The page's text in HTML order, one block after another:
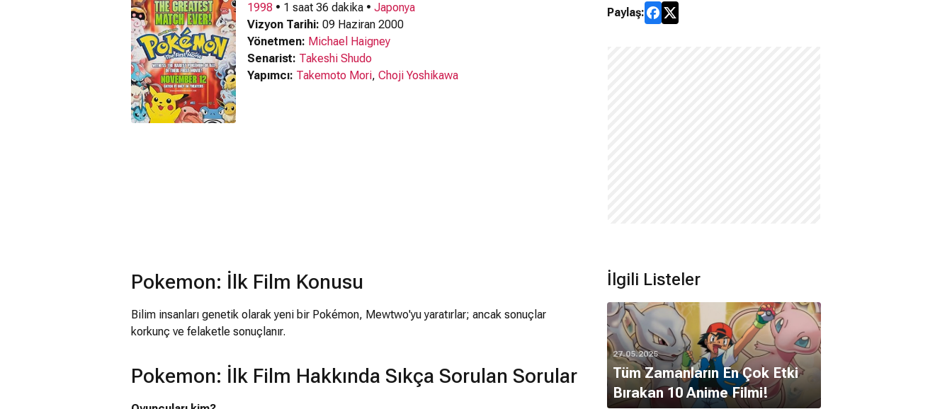
1998 • 1 saat 36 dakika • Japonya
Vizyon Tarihi: 09 Haziran 2000
Yönetmen: Michael Haigney
Senarist: Takeshi Shudo
Yapımcı: Takemoto Mori, Choji Yoshikawa
Paylaş:
Pokemon: İlk Film Konusu
Bilim insanları genetik olarak yeni bir Pokémon, Mewtwo'yu yaratırlar; ancak sonuçlar
korkunç ve felaketle sonuçlanır.
Pokemon: İlk Film Hakkında Sıkça Sorulan Sorular
İlgili Listeler
27.05.2025
Tüm Zamanların En Çok Etki
Bırakan 10 Anime Filmi!